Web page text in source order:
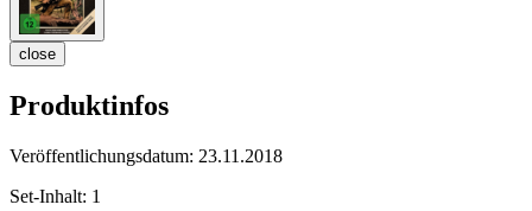
close
Produktinfos
Veröffentlichungsdatum: 23.11.2018
Set-Inhalt: 1